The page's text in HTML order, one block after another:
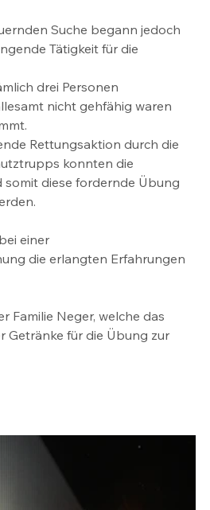
Suche begann jedoch
Tätigkeit für die
drei Personen
nicht gehfähig waren
Rettungsaktion durch die
konnten die
somit diese fordernde Übung
einer
die erlangten Erfahrungen
Familie Neger, welche das
Getränke für die Übung zur